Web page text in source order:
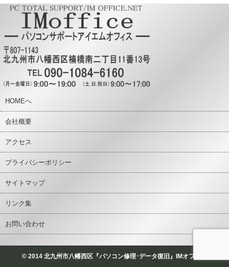
HOMEへ
会社概要
アクセス
プライバシーポリシー
サイトマップ
リンク集
お問い合わせ
© 2014 北九州市八幡西区『パソコン修理･データ復旧』IMオフィス